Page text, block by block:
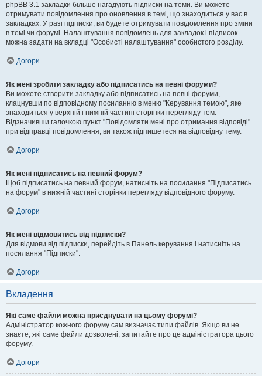
phpBB 3.1 закладки більше нагадують підписки на теми. Ви можете
отримувати повідомлення про оновлення в темі, що знаходиться у вас в
закладках. У разі підписки, ви будете отримувати повідомлення про зміни
в темі чи форумі. Налаштування повідомлень для закладок і підписок
можна задати на вкладці "Особисті налаштування" особистого розділу.
Догори
Як мені зробити закладку або підписатись на певні форуми?
Ви можете створити закладку або підписатись на певні форуми,
клацнувши по відповідному посиланню в меню "Керування темою", яке
знаходиться у верхній і нижній частині сторінки перегляду тем.
Відзначивши галочкою пункт "Повідомляти мені про отримання відповіді"
при відправці повідомлення, ви також підпишетеся на відповідну тему.
Догори
Як мені підписатись на певний форум?
Щоб підписатись на певний форум, натисніть на посилання "Підписатись
на форум" в нижній частині сторінки перегляду відповідного форуму.
Догори
Як мені відмовитись від підписки?
Для відмови від підписки, перейдіть в Панель керування і натисніть на
посилання "Підписки".
Догори
Вкладення
Які саме файли можна приєднувати на цьому форумі?
Адміністратор кожного форуму сам визначає типи файлів. Якщо ви не
знаєте, які саме файли дозволені, запитайте про це адміністратора цього
форуму.
Догори